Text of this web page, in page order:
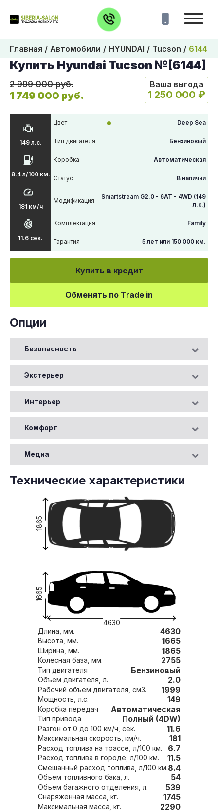
Главная Автомобили HYUNDAI Tucson 6144
Купить Hyundai Tucson №[6144]
2 999 000 руб.
1 749 000 руб.
Ваша выгода
1 250 000 ₽
149 л.с.
8.4 л/100 км.
181 км/ч
11.6 сек.
Цвет Deep Sea
Тип двигателя Бензиновый
Коробка Автоматическая
Статус В наличии
Модификация
Smartstream G2.0 - 6AT - 4WD (149
л.с.)
Комплектация Family
Гарантия 5 лет или 150 000 км.
Купить в кредит
Обменять по Trade in
Опции
Безопасность
Экстерьер
Интерьер
Комфорт
Медиа
Технические характеристики
4630
1665
1865
Длина, мм. 4630
Высота, мм. 1665
Ширина, мм. 1865
Колесная база, мм. 2755
Тип двигателя Бензиновый
Объем двигателя, л. 2.0
Рабочий объем двигателя, см3. 1999
Мощность, л.с. 149
Коробка передач Автоматическая
Тип привода Полный (4DW)
Разгон от 0 до 100 км/ч, сек. 11.6
Максимальная скорость, км/ч. 181
Расход топлива на трассе, л/100 км. 6.7
Расход топлива в городе, л/100 км. 11.5
Смешанный расход топлива, л/100 км.8.4
Объем топливного бака, л. 54
Объем багажного отделения, л. 539
Снаряженная масса, кг. 1745
Максимальная масса, кг. 2290